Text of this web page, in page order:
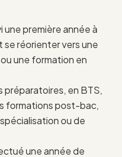
première année à
réorienter vers une
une formation en
préparatoires, en BTS,
formations post-bac,
ou de
une année de